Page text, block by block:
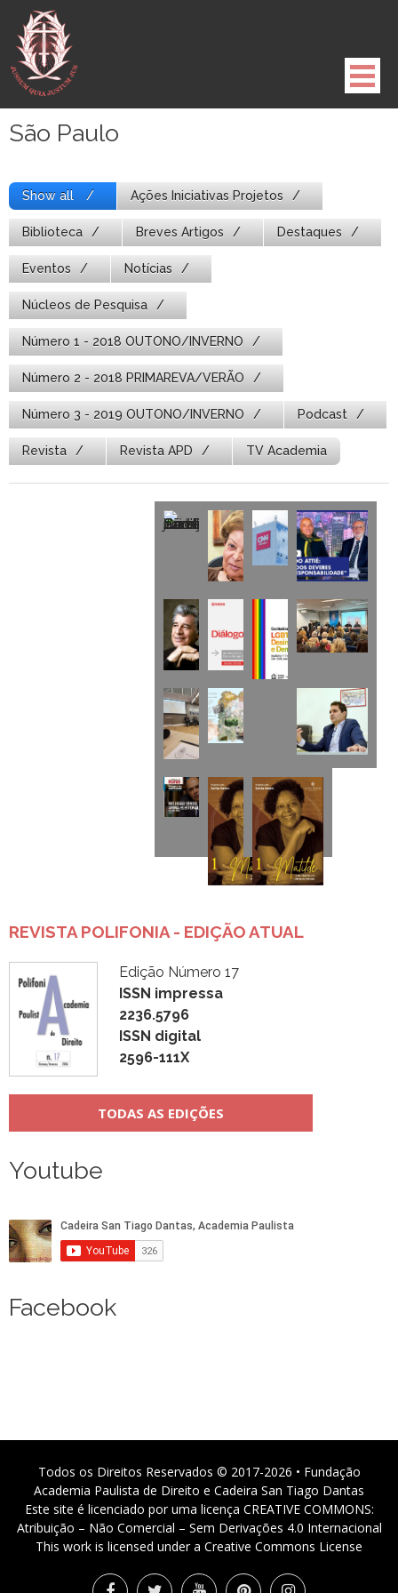
para
conteúdo
São Paulo
Show all Ações Iniciativas Projetos
Biblioteca Breves Artigos Destaques
Eventos Notícias
Núcleos de Pesquisa
Número 1 - 2018 OUTONO/INVERNO
Número 2 - 2018 PRIMAREVA/VERÃO
Número 3 - 2019 OUTONO/INVERNO Podcast
Revista Revista APD TV Academia
REVISTA POLIFONIA - EDIÇÃO ATUAL
Edição Número 17
ISSN impressa
2236.5796
ISSN digital
2596-111X
TODAS AS EDIÇÕES
Youtube
Facebook
Todos os Direitos Reservados © 2017-2026 • Fundação
Academia Paulista de Direito e Cadeira San Tiago Dantas
Este site é licenciado por uma licença CREATIVE COMMONS:
Atribuição – Não Comercial – Sem Derivações 4.0 Internacional
This work is licensed under a Creative Commons License